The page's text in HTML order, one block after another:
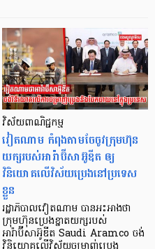
វិស័យពាណិជ្ជកម្ម
វៀតណាម កំពុងតាមចែចូវក្រុមហ៊ុន
យក្សរបស់អារ៉ាប៊ីសាអ៊ូឌីត ឲ្យ
វិនិយោគលើវិស័យប្រេងនៅប្រទេស
ខ្លួន
រដ្ឋាភិបាលវៀតណាម បានអះអាងថា
ក្រុមហ៊ុនប្រេងខ្នាតយក្សរបស់
អារ៉ាប៊ីសាអ៊ូឌីត Saudi Aramco ចង់